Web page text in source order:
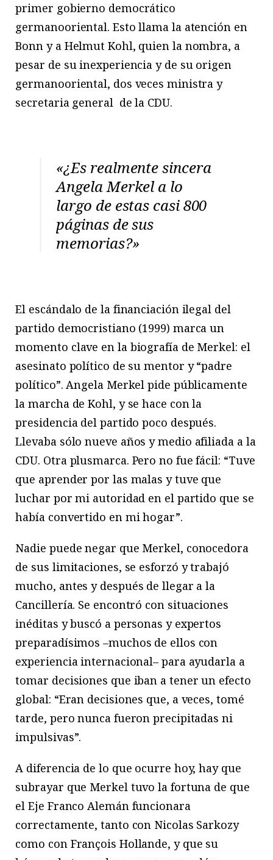
primer gobierno democrático
germanooriental. Esto llama la atención en
Bonn y a Helmut Kohl, quien la nombra, a
pesar de su inexperiencia y de su origen
germanooriental, dos veces ministra y
secretaria general de la CDU.
«¿Es realmente sincera
Angela Merkel a lo
largo de estas casi 800
páginas de sus
memorias?»
El escándalo de la financiación ilegal del
partido democristiano (1999) marca un
momento clave en la biografía de Merkel: el
asesinato político de su mentor y “padre
político”. Angela Merkel pide públicamente
la marcha de Kohl, y se hace con la
presidencia del partido poco después.
Llevaba sólo nueve años y medio afiliada a la
CDU. Otra plusmarca. Pero no fue fácil: “Tuve
que aprender por las malas y tuve que
luchar por mi autoridad en el partido que se
había convertido en mi hogar”.
Nadie puede negar que Merkel, conocedora
de sus limitaciones, se esforzó y trabajó
mucho, antes y después de llegar a la
Cancillería. Se encontró con situaciones
inéditas y buscó a personas y expertos
preparadísimos –muchos de ellos con
experiencia internacional– para ayudarla a
tomar decisiones que iban a tener un efecto
global: “Eran decisiones que, a veces, tomé
tarde, pero nunca fueron precipitadas ni
impulsivas”.
A diferencia de lo que ocurre hoy, hay que
subrayar que Merkel tuvo la fortuna de que
el Eje Franco Alemán funcionara
correctamente, tanto con Nicolas Sarkozy
como con François Hollande, y que su